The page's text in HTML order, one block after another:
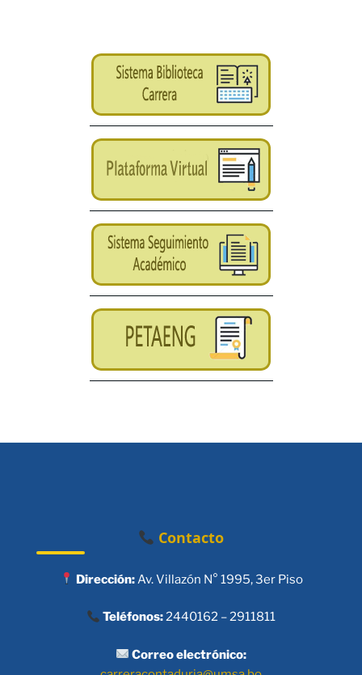
Contacto
Dirección:Av. Villazón N° 1995, 3er Piso
Teléfonos:2440162 – 2911811
Correo electrónico: